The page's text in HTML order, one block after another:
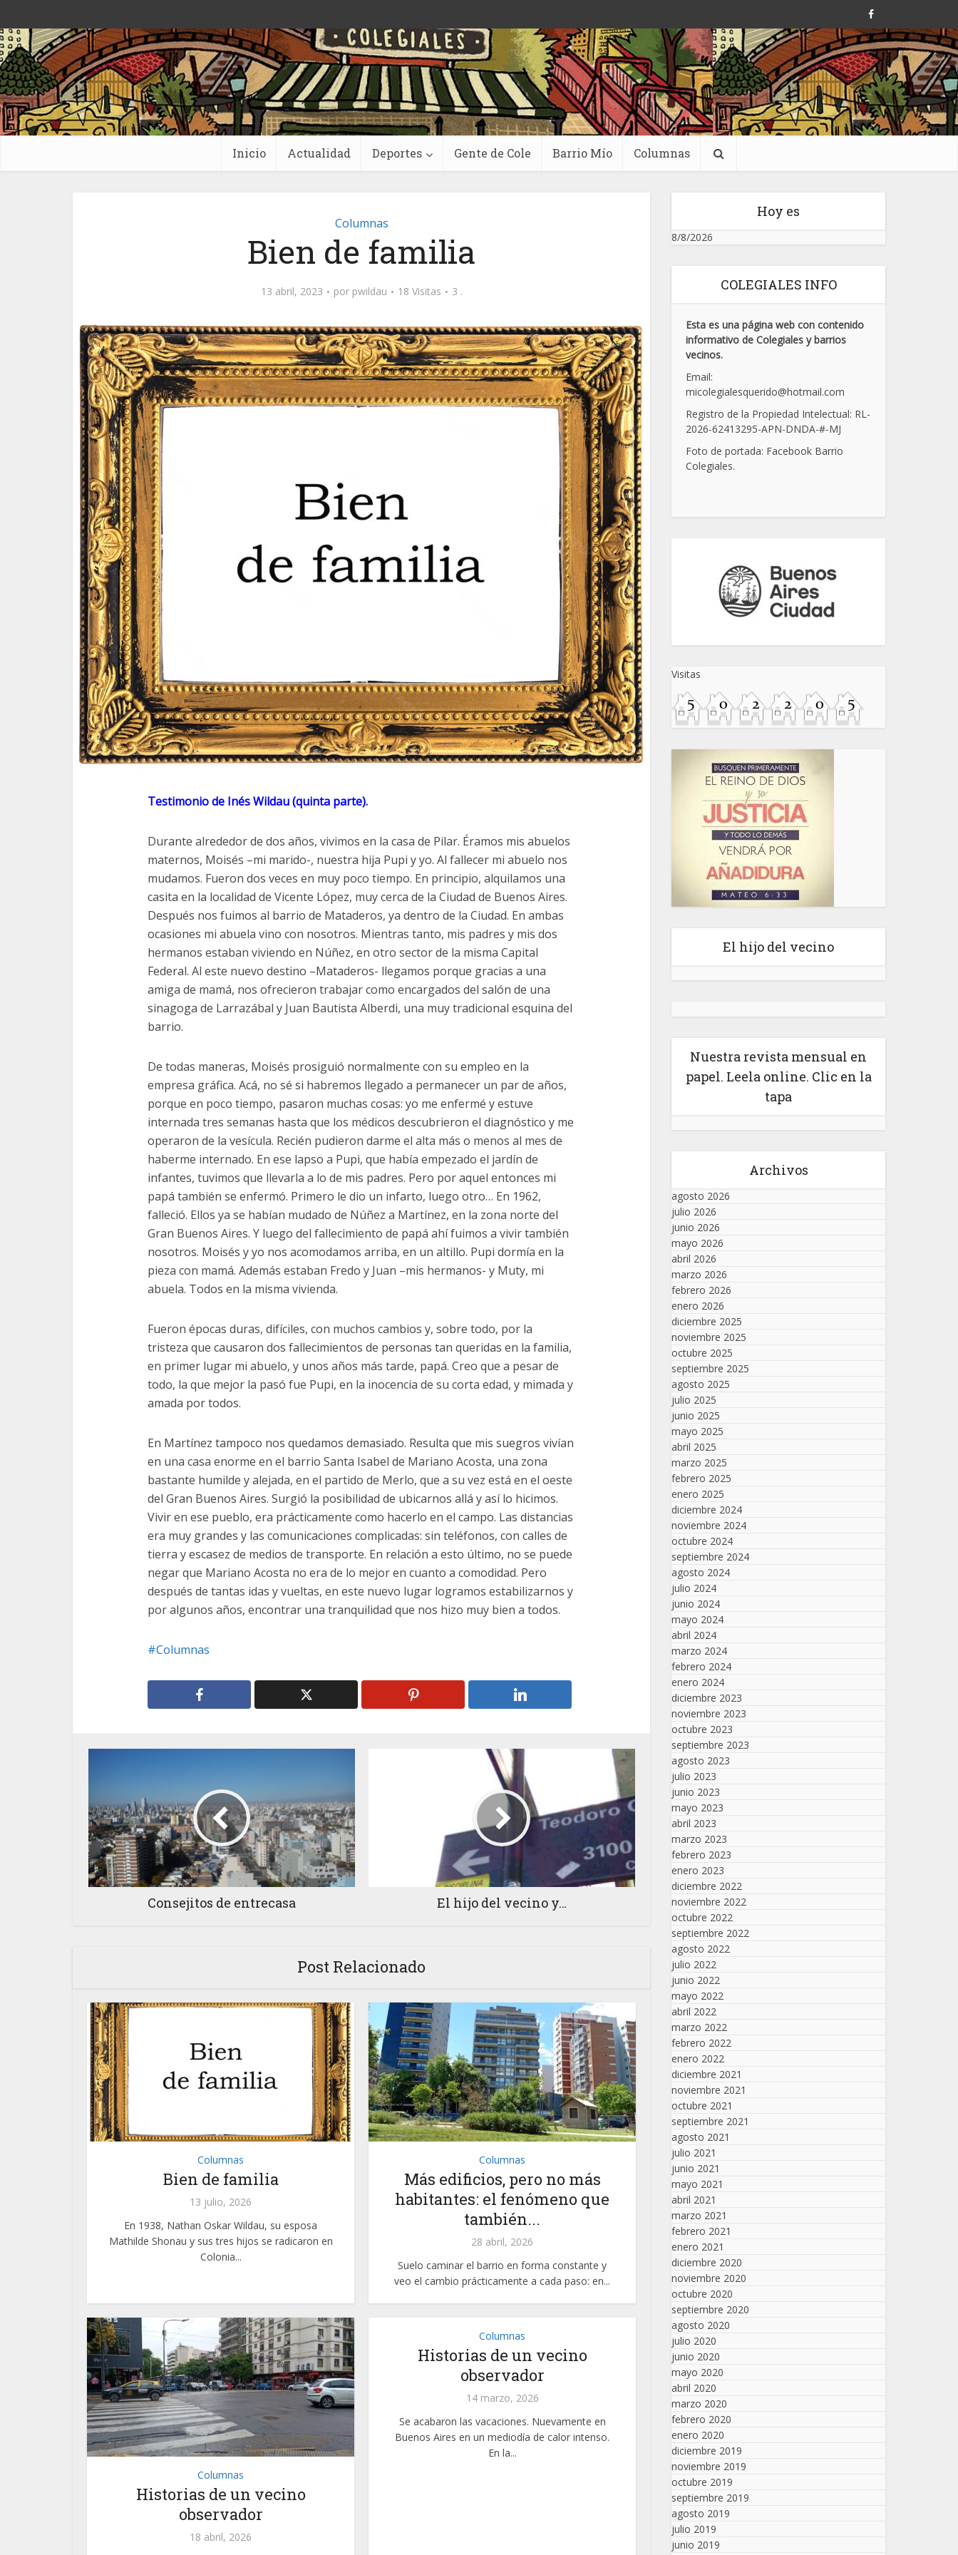
Inicio Actualidad Deportes Gente de Cole Barrio Mío Columnas
Columnas
Bien de familia
13 abril, 2023 por pwildau 18 Visitas 3 .
Testimonio de Inés Wildau (quinta parte).
Durante alrededor de dos años, vivimos en la casa de Pilar. Éramos mis abuelos
maternos, Moisés –mi marido-, nuestra hija Pupi y yo. Al fallecer mi abuelo nos
mudamos. Fueron dos veces en muy poco tiempo. En principio, alquilamos una
casita en la localidad de Vicente López, muy cerca de la Ciudad de Buenos Aires.
Después nos fuimos al barrio de Mataderos, ya dentro de la Ciudad. En ambas
ocasiones mi abuela vino con nosotros. Mientras tanto, mis padres y mis dos
hermanos estaban viviendo en Núñez, en otro sector de la misma Capital
Federal. Al este nuevo destino –Mataderos- llegamos porque gracias a una
amiga de mamá, nos ofrecieron trabajar como encargados del salón de una
sinagoga de Larrazábal y Juan Bautista Alberdi, una muy tradicional esquina del
barrio.
De todas maneras, Moisés prosiguió normalmente con su empleo en la
empresa gráfica. Acá, no sé si habremos llegado a permanecer un par de años,
porque en poco tiempo, pasaron muchas cosas: yo me enfermé y estuve
internada tres semanas hasta que los médicos descubrieron el diagnóstico y me
operaron de la vesícula. Recién pudieron darme el alta más o menos al mes de
haberme internado. En ese lapso a Pupi, que había empezado el jardín de
infantes, tuvimos que llevarla a lo de mis padres. Pero por aquel entonces mi
papá también se enfermó. Primero le dio un infarto, luego otro… En 1962,
falleció. Ellos ya se habían mudado de Núñez a Martínez, en la zona norte del
Gran Buenos Aires. Y luego del fallecimiento de papá ahí fuimos a vivir también
nosotros. Moisés y yo nos acomodamos arriba, en un altillo. Pupi dormía en la
pieza con mamá. Además estaban Fredo y Juan –mis hermanos- y Muty, mi
abuela. Todos en la misma vivienda.
Fueron épocas duras, difíciles, con muchos cambios y, sobre todo, por la
tristeza que causaron dos fallecimientos de personas tan queridas en la familia,
en primer lugar mi abuelo, y unos años más tarde, papá. Creo que a pesar de
todo, la que mejor la pasó fue Pupi, en la inocencia de su corta edad, y mimada y
amada por todos.
En Martínez tampoco nos quedamos demasiado. Resulta que mis suegros vivían
en una casa enorme en el barrio Santa Isabel de Mariano Acosta, una zona
bastante humilde y alejada, en el partido de Merlo, que a su vez está en el oeste
del Gran Buenos Aires. Surgió la posibilidad de ubicarnos allá y así lo hicimos.
Vivir en ese pueblo, era prácticamente como hacerlo en el campo. Las distancias
era muy grandes y las comunicaciones complicadas: sin teléfonos, con calles de
tierra y escasez de medios de transporte. En relación a esto último, no se puede
negar que Mariano Acosta no era de lo mejor en cuanto a comodidad. Pero
después de tantas idas y vueltas, en este nuevo lugar logramos estabilizarnos y
por algunos años, encontrar una tranquilidad que nos hizo muy bien a todos.
Columnas
Consejitos de entrecasa El hijo del vecino y…
Post Relacionado
Columnas
Bien de familia
13 julio, 2026
En 1938, Nathan Oskar Wildau, su esposa
Mathilde Shonau y sus tres hijos se radicaron en
Colonia...
Columnas
Más edificios, pero no más
habitantes: el fenómeno que
también...
28 abril, 2026
Suelo caminar el barrio en forma constante y
veo el cambio prácticamente a cada paso: en...
Columnas
Historias de un vecino
observador
18 abril, 2026
Columnas
Historias de un vecino
observador
14 marzo, 2026
Se acabaron las vacaciones. Nuevamente en
Buenos Aires en un mediodía de calor intenso.
En la...
Hoy es
8/8/2026
COLEGIALES INFO
Esta es una página web con contenido
informativo de Colegiales y barrios
vecinos.
Email:
micolegialesquerido@hotmail.com
Registro de la Propiedad Intelectual: RL-
2026-62413295-APN-DNDA-#-MJ
Foto de portada: Facebook Barrio
Colegiales.
Visitas
El hijo del vecino
Nuestra revista mensual en
papel. Leela online. Clic en la
tapa
Archivos
agosto 2026
julio 2026
junio 2026
mayo 2026
abril 2026
marzo 2026
febrero 2026
enero 2026
diciembre 2025
noviembre 2025
octubre 2025
septiembre 2025
agosto 2025
julio 2025
junio 2025
mayo 2025
abril 2025
marzo 2025
febrero 2025
enero 2025
diciembre 2024
noviembre 2024
octubre 2024
septiembre 2024
agosto 2024
julio 2024
junio 2024
mayo 2024
abril 2024
marzo 2024
febrero 2024
enero 2024
diciembre 2023
noviembre 2023
octubre 2023
septiembre 2023
agosto 2023
julio 2023
junio 2023
mayo 2023
abril 2023
marzo 2023
febrero 2023
enero 2023
diciembre 2022
noviembre 2022
octubre 2022
septiembre 2022
agosto 2022
julio 2022
junio 2022
mayo 2022
abril 2022
marzo 2022
febrero 2022
enero 2022
diciembre 2021
noviembre 2021
octubre 2021
septiembre 2021
agosto 2021
julio 2021
junio 2021
mayo 2021
abril 2021
marzo 2021
febrero 2021
enero 2021
diciembre 2020
noviembre 2020
octubre 2020
septiembre 2020
agosto 2020
julio 2020
junio 2020
mayo 2020
abril 2020
marzo 2020
febrero 2020
enero 2020
diciembre 2019
noviembre 2019
octubre 2019
septiembre 2019
agosto 2019
julio 2019
junio 2019